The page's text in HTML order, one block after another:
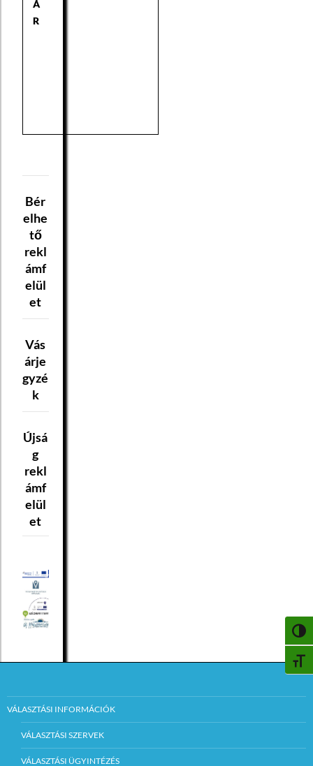
Á
R
Bér
elhe
tő
rekl
ámf
elül
et
Vás
árje
gyzé
k
Újsá
g
rekl
ámf
elül
et
VÁLASZTÁSI INFORMÁCIÓK
VÁLASZTÁSI SZERVEK
VÁLASZTÁSI ÜGYINTÉZÉS